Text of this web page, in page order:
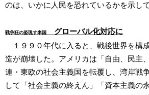
のは、いかに人民を恐れているかを示して
戦争狂の姿現す米国
グローバル化対応に
１９９０年代に入ると、戦後世界を構
造が崩壊した。アメリカは「自由、民主
連・東欧の社会主義国を転覆し、湾岸戦
して「社会主義の終えん」「資本主義の